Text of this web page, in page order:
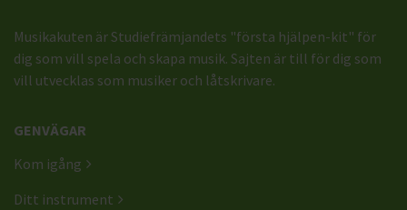
Musikakuten är Studiefrämjandets "första hjälpen-kit" för
dig som vill spela och skapa musik. Sajten är till för dig som
vill utvecklas som musiker och låtskrivare.
GENVÄGAR
Kom igång
Ditt instrument